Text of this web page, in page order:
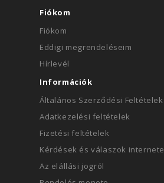
Fiókom
Fiókom
Eddigi megrendeléseim
Hírlevél
Információk
Általános Szerződési Feltételek
Adatkezelési feltételek
Fizetési feltételek
Kérdések és válaszok
Az elállási jogról